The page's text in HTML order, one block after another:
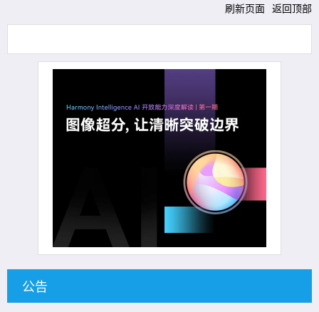
刷新页面 返回顶部
公告